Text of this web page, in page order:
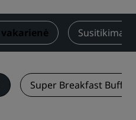
Susitikimai
Super Breakfast Buffet